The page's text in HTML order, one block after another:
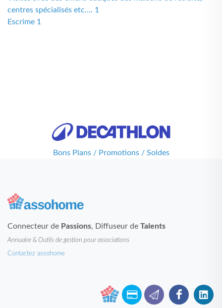
centres spécialisés etc.... 1
Escrime 1
Bons Plans / Promotions / Soldes
Connecteur de Passions, Diffuseur de Talents
Annuaire & Outils de gestion pour associations
Contactez assohome